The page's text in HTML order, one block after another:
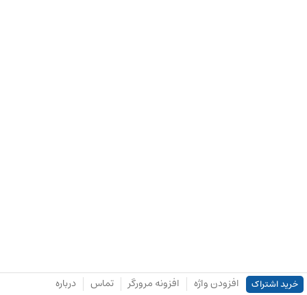
خرید اشتراک افزودن واژه افزونه مرورگر تماس درباره